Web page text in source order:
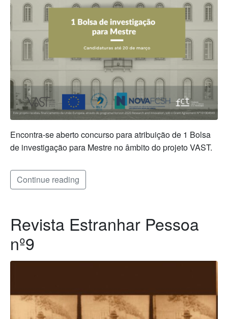
Encontra-se aberto concurso para atribuição de 1 Bolsa
de investigação para Mestre no âmbito do projeto VAST.
Continue reading
Revista Estranhar Pessoa
nº9